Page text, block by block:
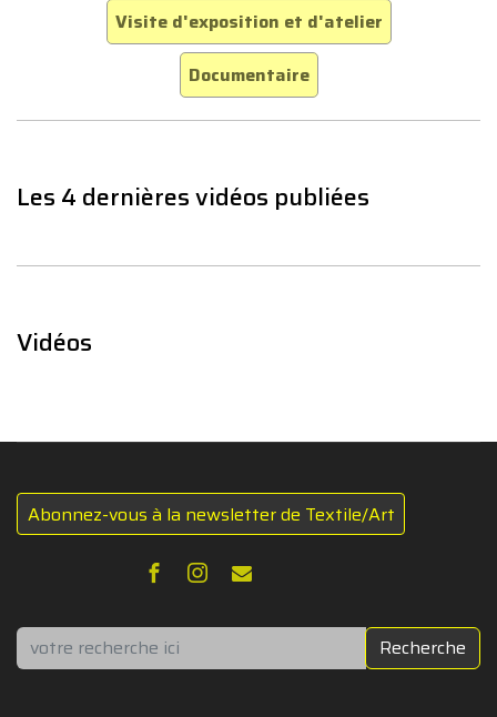
Visite d'exposition et d'atelier
Documentaire
Les 4 dernières vidéos publiées
Vidéos
Abonnez-vous à la newsletter de Textile/Art
Rechercher Recherche